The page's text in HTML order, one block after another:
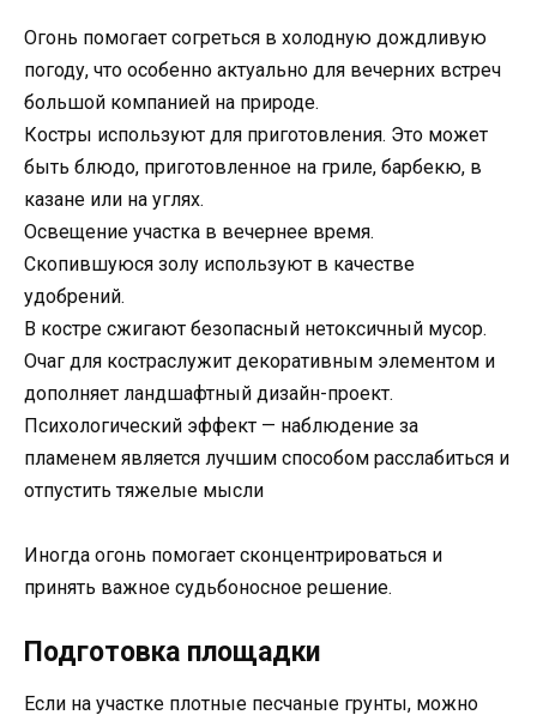
Огонь помогает согреться в холодную дождливую
погоду, что особенно актуально для вечерних встреч
большой компанией на природе.
Костры используют для приготовления. Это может
быть блюдо, приготовленное на гриле, барбекю, в
казане или на углях.
Освещение участка в вечернее время.
Скопившуюся золу используют в качестве
удобрений.
В костре сжигают безопасный нетоксичный мусор.
Очаг для костраслужит декоративным элементом и
дополняет ландшафтный дизайн-проект.
Психологический эффект — наблюдение за
пламенем является лучшим способом расслабиться и
отпустить тяжелые мысли
Иногда огонь помогает сконцентрироваться и
принять важное судьбоносное решение.
Подготовка площадки
Если на участке плотные песчаные грунты, можно